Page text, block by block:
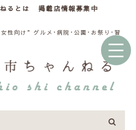
るとは 掲載店情報募集中
性向け”グルメ･病院･公園･お祭り･習